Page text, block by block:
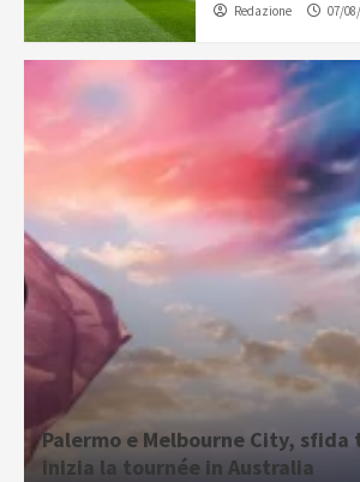
Redazione 07/
Palermo e Melbourne City, sfida
inizia la tournée in Australia